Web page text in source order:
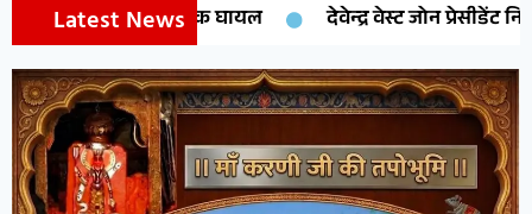
Latest Newsदेवेन्द्र वेस्ट जोन प्रेसीडेंट नियुक्त,क्वानकिडो